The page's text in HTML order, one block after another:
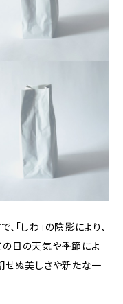
「しわ」の陰影により、
の日の天気や季節によ
せぬ美しさや新たな一